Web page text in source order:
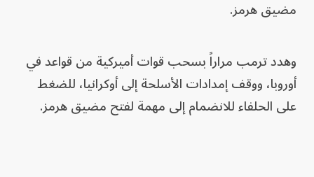
مضيق هرمز.
وهدد ترمب مراراً بسحب قوات أميركية من قواعد في
أوروبا، ووقف إمدادات الأسلحة إلى أوكرانيا، للضغط
على الحلفاء للانضمام إلى مهمة لفتح مضيق هرمز.